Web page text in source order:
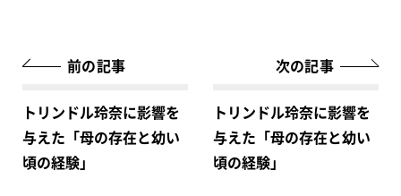
前の記事
トリンドル玲奈に影響を
与えた「母の存在と幼い
頃の経験」
次の記事
トリンドル玲奈に影響を
与えた「母の存在と幼い
頃の経験」